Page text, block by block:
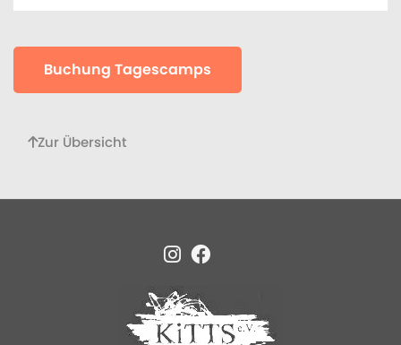
Buchung Tagescamps
Zur Übersicht